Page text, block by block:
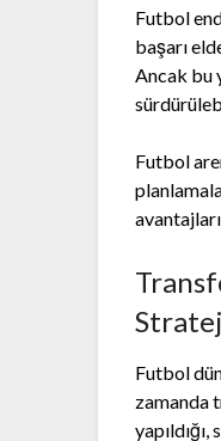
Futbol
başarı
Ancak bu
Futbol
Futbol
zamanda